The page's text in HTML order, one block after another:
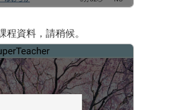
資料，請稍候。